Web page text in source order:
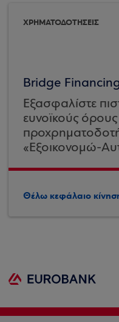
ΧΡΗΜΑΤΟΔΟΤΗΣΕΙΣ
Bridge
Εξασφαλίστε
ευνοϊκούς όρους
«Εξοικονομώ-
Θέλω κεφάλαιο